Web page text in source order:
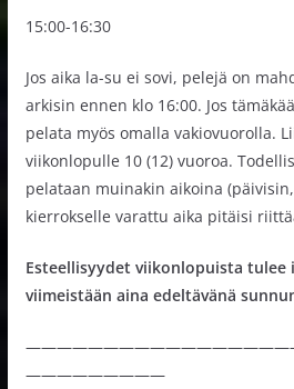
15:00-16:30
Jos aika la-su ei sovi, pelejä on
arkisin ennen klo 16:00. Jos
pelata myös omalla vakiovuorolla.
viikonlopulle 10 (12) vuoroa.
pelataan muinakin aikoina
kierrokselle varattu aika pitäisi
Esteellisyydet viikonlopuista
viimeistään aina edeltävänä
—————————